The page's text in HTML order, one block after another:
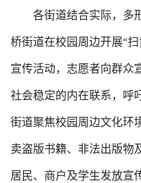
各街道结合实际，多形
桥街道在校园周边开展“
宣传活动，志愿者向群众
社会稳定的内在联系，呼
街道聚焦校园周边文化环
卖盗版书籍、非法出版物
居民、商户及学生发放宣